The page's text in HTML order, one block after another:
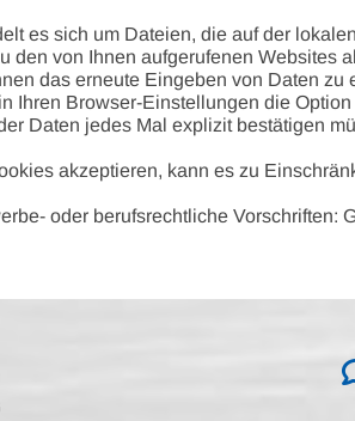
es sich um Dateien, die auf der
den von Ihnen aufgerufenen Websites
das erneute Eingeben von Daten
Ihren Browser-Einstellungen die
Daten jedes Mal explizit bestätigen
akzeptieren, kann es zu
oder berufsrechtliche Vorschriften: